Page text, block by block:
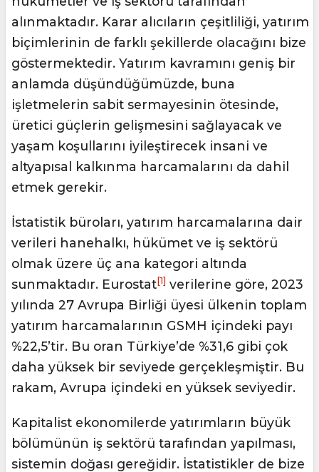
alınmaktadır. Karar alıcıların çeşitliliği, yatırım
biçimlerinin de farklı şekillerde olacağını bize
göstermektedir. Yatırım kavramını geniş bir
anlamda düşündüğümüzde, buna
işletmelerin sabit sermayesinin ötesinde,
üretici güçlerin gelişmesini sağlayacak ve
yaşam koşullarını iyileştirecek insani ve
altyapısal kalkınma harcamalarını da dahil
etmek gerekir.
İstatistik büroları, yatırım harcamalarına dair
verileri hanehalkı, hükümet ve iş sektörü
olmak üzere üç ana kategori altında
sunmaktadır. Eurostat[1] verilerine göre, 2023
yılında 27 Avrupa Birliği üyesi ülkenin toplam
yatırım harcamalarının GSMH içindeki payı
%22,5’tir. Bu oran Türkiye’de %31,6 gibi çok
daha yüksek bir seviyede gerçekleşmiştir. Bu
rakam, Avrupa içindeki en yüksek seviyedir.
Kapitalist ekonomilerde yatırımların büyük
bölümünün iş sektörü tarafından yapılması,
sistemin doğası gereğidir. İstatistikler de bize